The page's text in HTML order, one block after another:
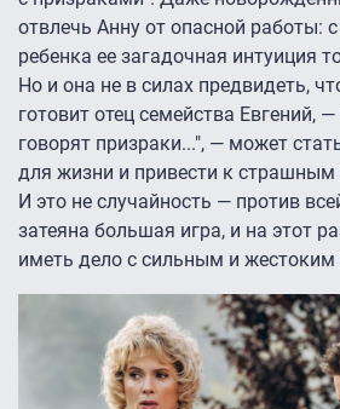
отвлечь Анну от опасной работы:
ребенка ее загадочная интуиция
Но и она не в силах предвидеть,
готовит отец семейства Евгений,
говорят призраки...", — может
для жизни и привести к страшным
И это не случайность — против
затеяна большая игра, и на этот
иметь дело с сильным и